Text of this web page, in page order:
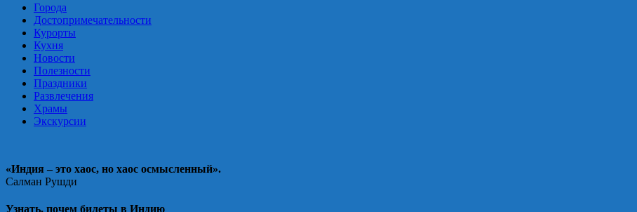
Города
Достопримечательности
Курорты
Кухня
Новости
Полезности
Праздники
Развлечения
Храмы
Экскурсии
«Индия – это хаос, но хаос осмысленный».
Салман Рушди
Узнать, почем билеты в Индию